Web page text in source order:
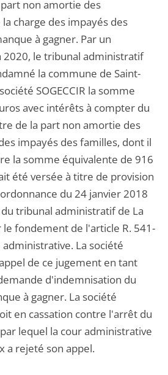
non amortie des
charge des impayés des
à gagner. Par un
2020, le tribunal administratif
la commune de Saint-
SOGECCIR la somme
avec intérêts à compter du
de la part non amortie des
impayés des familles, dont il
la somme équivalente de 916
été versée à titre de provision
du 24 janvier 2018
tribunal administratif de La
fondement de l'article R. 541-
La société
de ce jugement en tant
d'indemnisation du
à gagner. La société
en cassation contre l'arrêt du
lequel la cour administrative
a rejeté son appel.